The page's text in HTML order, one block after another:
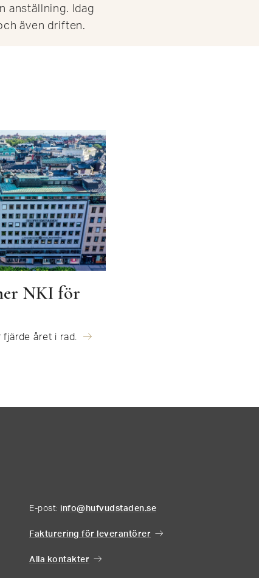
anställning. Idag
även driften.
NKI för
året i rad.
E-post: info@hufvudstaden.se
Fakturering för leverantörer
Alla kontakter